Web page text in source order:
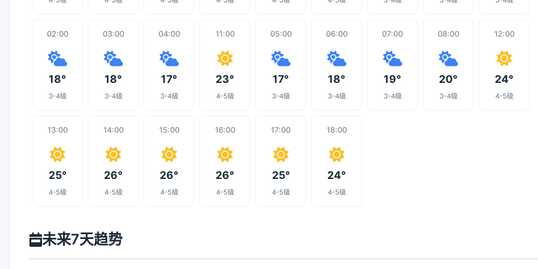
02:00
18°
3-4级
03:00
18°
3-4级
04:00
17°
3-4级
11:00
23°
4-5级
05:00
17°
3-4级
06:00
18°
3-4级
07:00
19°
3-4级
08:00
20°
3-4级
12:00
24°
4-5级
13:00
25°
4-5级
14:00
26°
4-5级
15:00
26°
4-5级
16:00
26°
4-5级
17:00
25°
4-5级
18:00
24°
4-5级
未来7天趋势